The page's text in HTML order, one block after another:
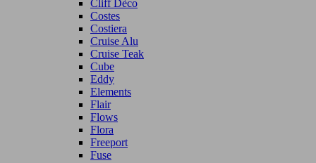
Cliff Dèco
Costes
Costiera
Cruise Alu
Cruise Teak
Cube
Eddy
Elements
Flair
Flows
Flora
Freeport
Fuse